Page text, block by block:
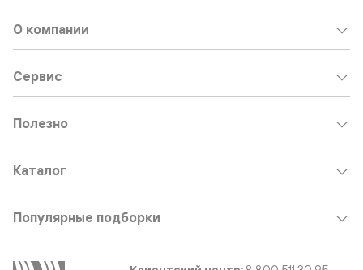
О компании
Сервис
Полезно
Каталог
Популярные подборки